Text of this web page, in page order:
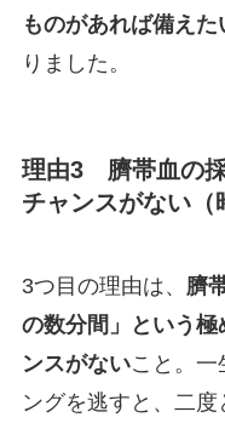
ものがあれば備えた
りました。
理由3 臍帯血の
チャンスがない（
3つ目の理由は、 臍
の数分間」という
ンスがないこと。一
ングを逃すと、二